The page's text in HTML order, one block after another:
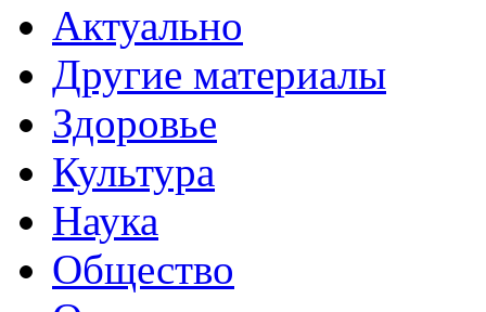
Актуально
Другие материалы
Здоровье
Культура
Наука
Общество